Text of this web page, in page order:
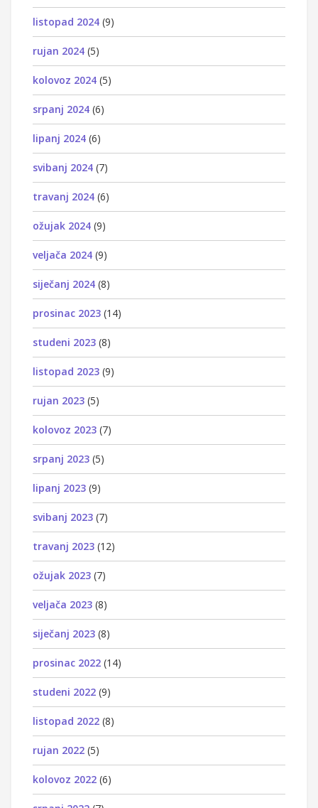
listopad 2024 (9)
rujan 2024 (5)
kolovoz 2024 (5)
srpanj 2024 (6)
lipanj 2024 (6)
svibanj 2024 (7)
travanj 2024 (6)
ožujak 2024 (9)
veljača 2024 (9)
siječanj 2024 (8)
prosinac 2023 (14)
studeni 2023 (8)
listopad 2023 (9)
rujan 2023 (5)
kolovoz 2023 (7)
srpanj 2023 (5)
lipanj 2023 (9)
svibanj 2023 (7)
travanj 2023 (12)
ožujak 2023 (7)
veljača 2023 (8)
siječanj 2023 (8)
prosinac 2022 (14)
studeni 2022 (9)
listopad 2022 (8)
rujan 2022 (5)
kolovoz 2022 (6)